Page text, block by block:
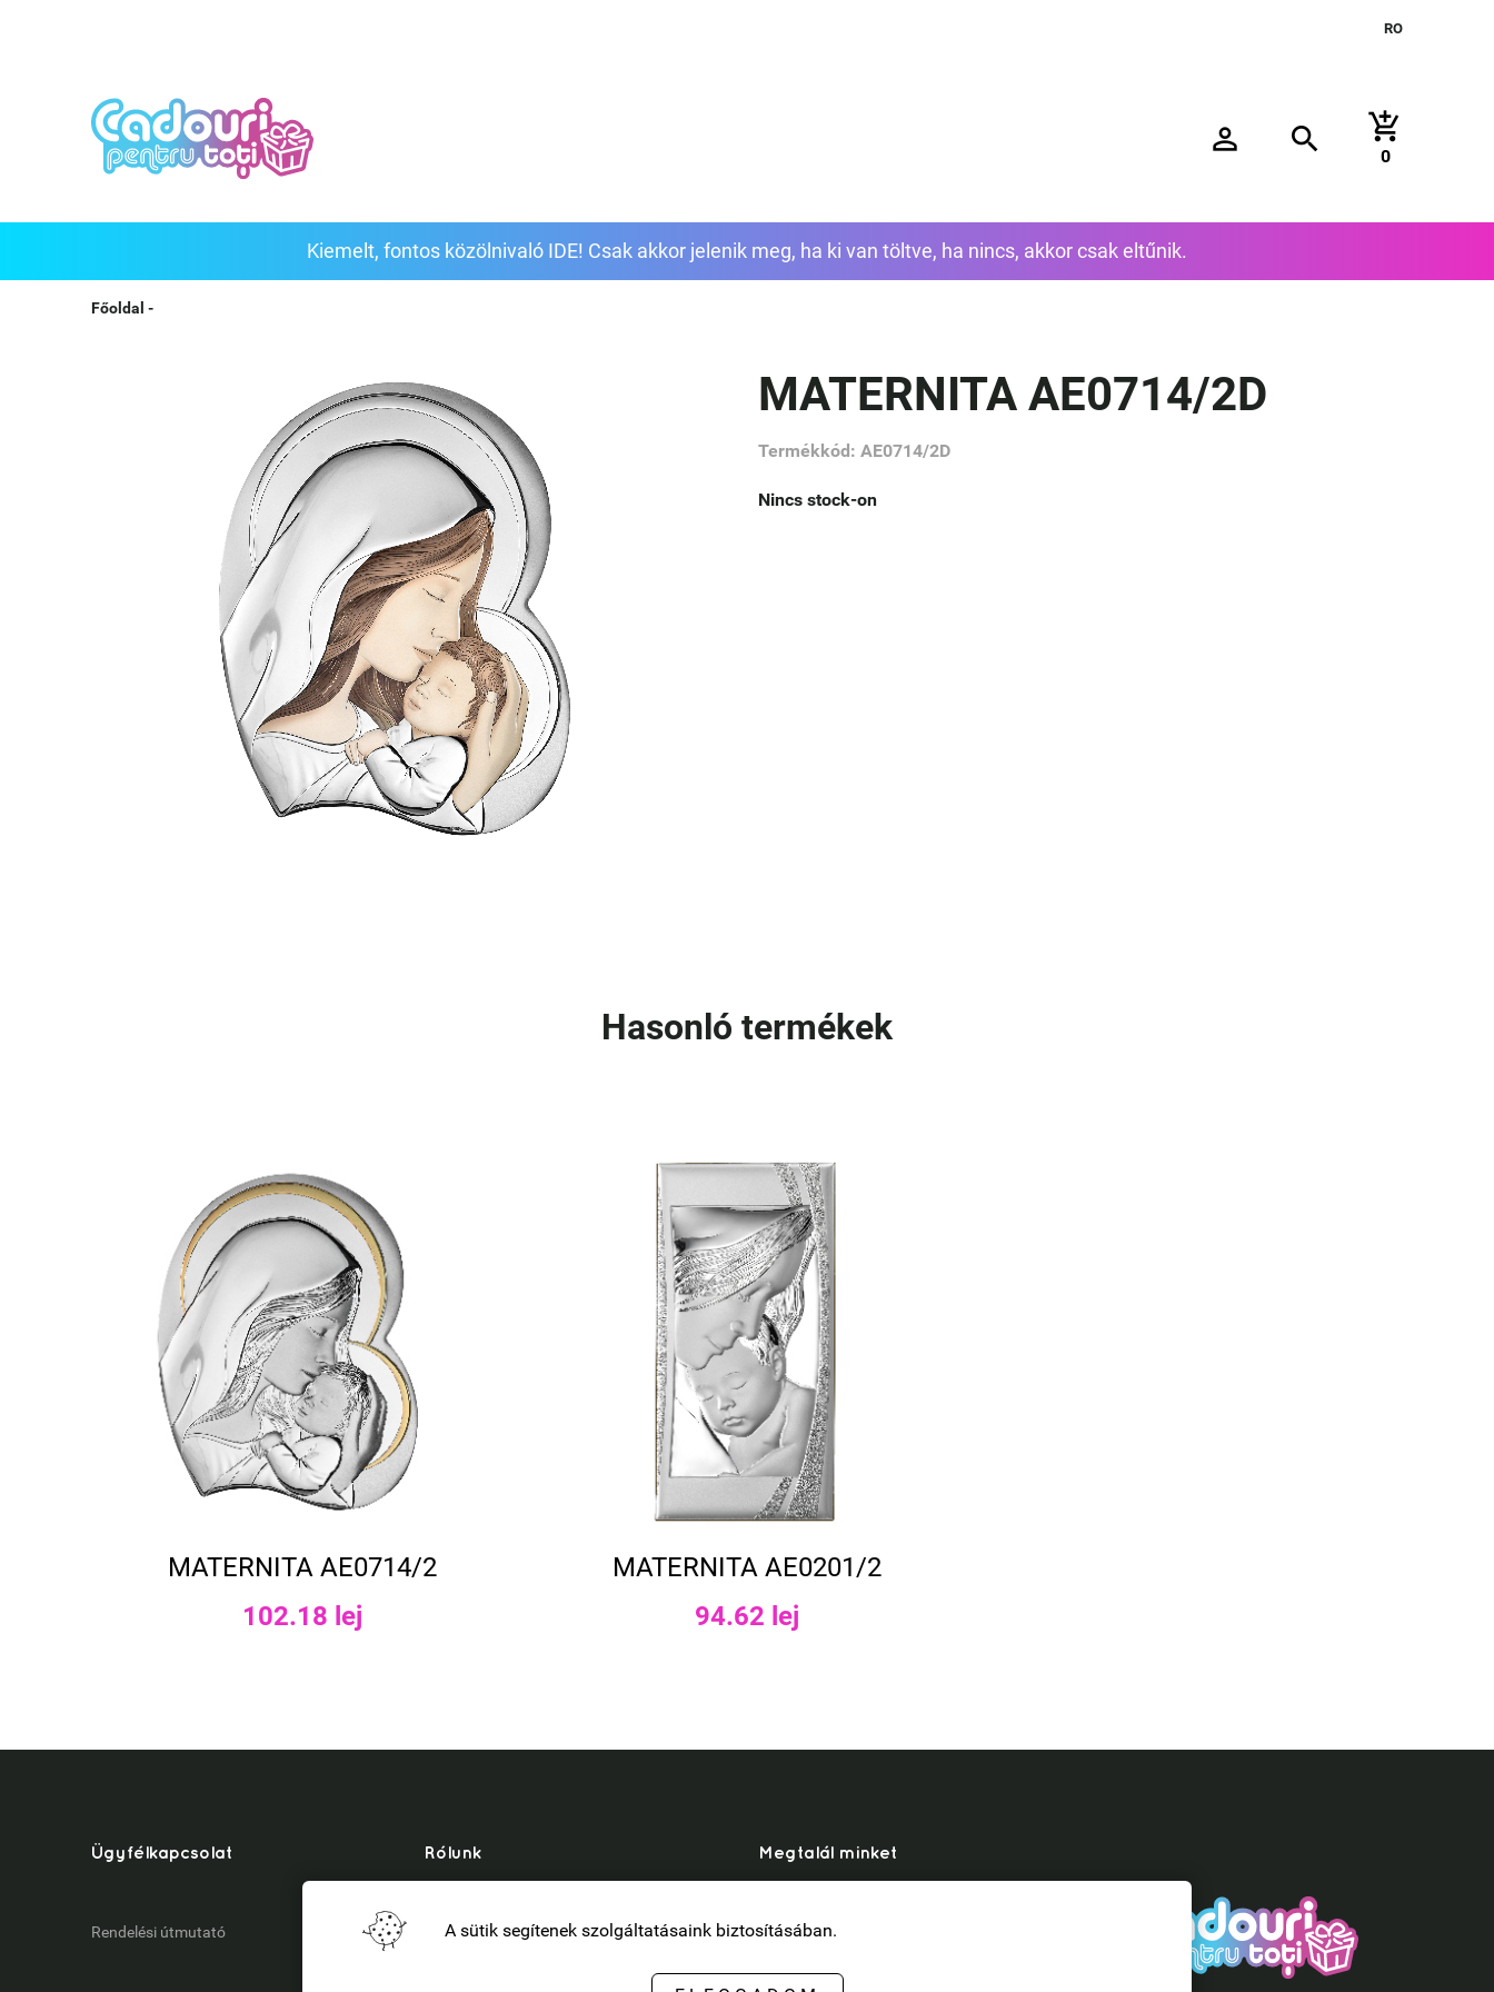
RO
person_outline search add_shopping_cart
0
Kiemelt, fontos közölnivaló IDE! Csak akkor jelenik meg, ha ki van töltve, ha nincs, akkor csak eltűnik.
Főoldal -
MATERNITA AE0714/2D
Termékkód: AE0714/2D
Nincs stock-on
Hasonló termékek
MATERNITA AE0714/2
102.18 lej
MATERNITA AE0201/2
94.62 lej
Ügyfélkapcsolat
Rendelési útmutató
Rólunk
Kik vagyunk mi?
Megtalál minket
Instagram
YouTube
A sütik segítenek szolgáltatásaink biztosításában.